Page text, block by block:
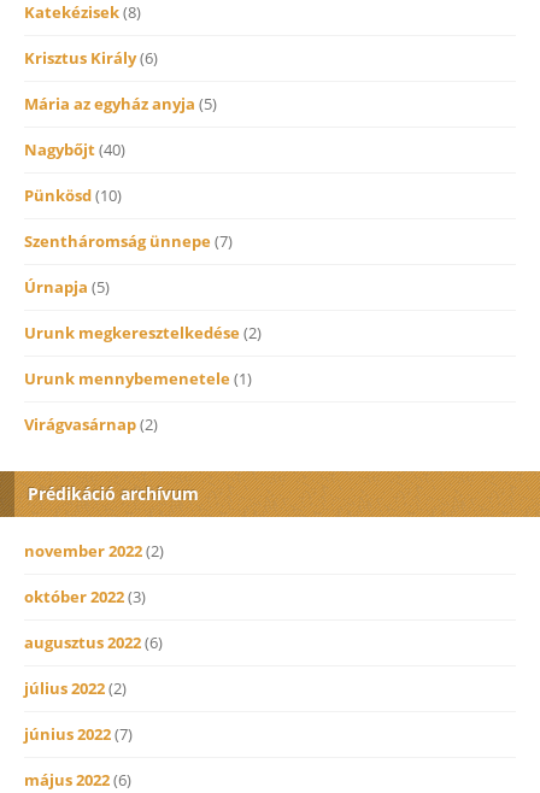
Katekézisek(8)
Krisztus Király(6)
Mária az egyház anyja (5)
Nagybőjt(40)
Pünkösd(10)
Szentháromság ünnepe(7)
Úrnapja (5)
Urunk megkeresztelkedése(2)
Urunk mennybemenetele(1)
Virágvasárnap(2)
Prédikáció archívum
november 2022(2)
október 2022(3)
augusztus 2022(6)
július 2022(2)
június 2022(7)
május 2022(6)